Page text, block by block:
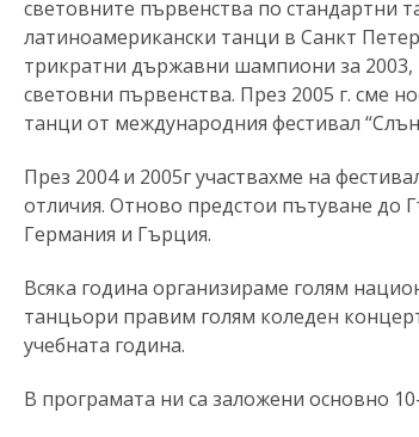
световните първенства по стандартни
латиноамерикански танци в Санкт
трикратни държавни шампиони за 2003,
световни първенства. През 2005 г. сме
танци от международния фестивал
През 2004 и 2005г участвахме на
отличия. Отново предстои пътуване
Германия и Гърция.
Всяка година организираме голям
танцьoри правим голям коледен
учебната година.
В програмата ни са заложени основно